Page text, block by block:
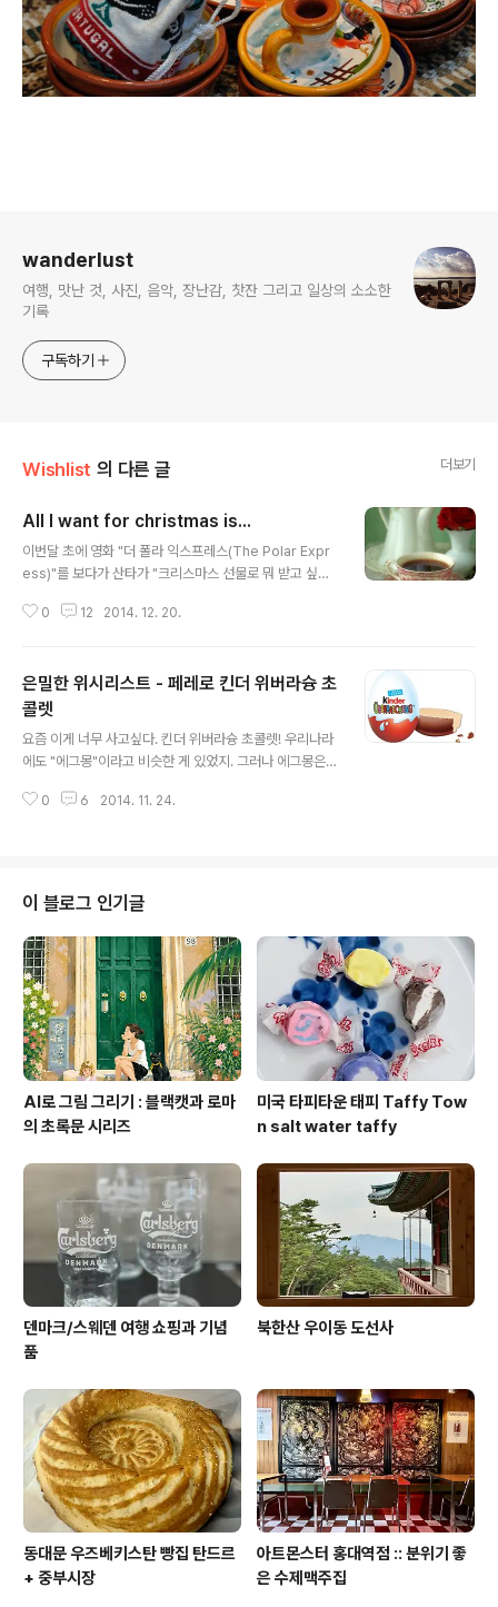
wanderlust
여행, 맛난 것, 사진, 음악, 장난감, 찻잔 그리고 일상의 소소한
기록
구독하기
Wishlist 의 다른 글 더보기
All I want for christmas is...
이번달 초에 영화 "더 폴라 익스프레스(The Polar Expr
ess)"를 보다가 산타가 "크리스마스 선물로 뭐 받고 싶
딱히 떠오르는 게 없었다. 갖고 싶은 게 너무 많아서인지,
마스 선물로 받고 싶은 게 생각났다. 찻잔 수집 전용 방이
갖고 싶다. 으하하하하... 찻잔 장식장을 가득 짜넣고 차 마
시는 공간도 어여쁘게 꾸며놓고, "이 걸 언제 다 채워넣
지?"라는 고민을 할 정도로 찻잔 장식장의 규모가 거대했
정도로. 그릇의 세계는 아무리 파도 새로운 것, 예쁜 것들이
0 12 2014. 12. 20.
은밀한 위시리스트 - 페레로 킨더 위버라슝 초
콜렛
요즘 이게 너무 사고싶다. 킨더 위버라슝 초콜렛! 우리나라
에도 "에그몽"이라고 비슷한 게 있었지. 그러나 에그몽은
하는데, 72개 셋트가 약 10만원 정도 한다. 특별히 40주
가 하지만 내가 이걸 진짜로 사면 역대급 돈지랄이 되어버
리겠지...(한숨) 워낙 면역이 되어 있어 왠만한 걸 사도 눈하
나 깜짝 않는 부모님도 이건 좀 비웃으실듯...ㅋㅋㅋ 아참,
그동안 늘 궁금했던 게 "페레로(로쉐)"는 이탈리아 회사 같
은데 왜 주력제품은 독일어 제품명이 제일 유명하지?였는
데 이탈리아 회사지만 ..
0 6 2014. 11. 24.
이 블로그 인기글
AI로 그림 그리기 : 블랙캣과 로마
의 초록문 시리즈
미국 타피타운 태피 Taffy Tow
n salt water taffy
덴마크/스웨덴 여행 쇼핑과 기념
품
북한산 우이동 도선사
동대문 우즈베키스탄 빵집 탄드르
+ 중부시장
아트몬스터 홍대역점 :: 분위기 좋
은 수제맥주집